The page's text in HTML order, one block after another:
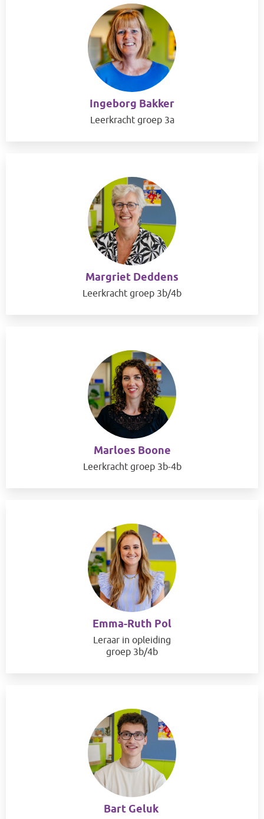
Ingeborg Bakker
Leerkracht groep 3a
Margriet Deddens
Leerkracht groep 3b/4b
Marloes Boone
Leerkracht groep 3b-4b
Emma-Ruth Pol
Leraar in opleiding
groep 3b/4b
Bart Geluk